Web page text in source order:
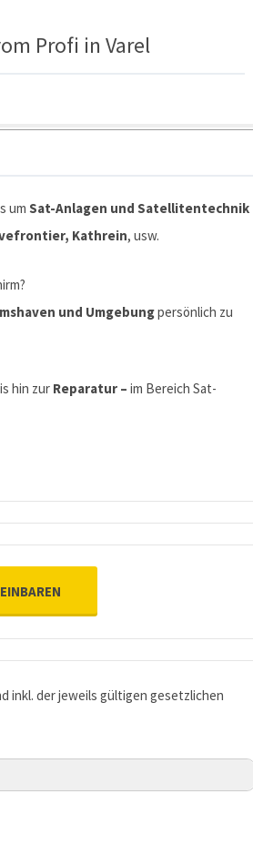
Profi in Varel
um Sat-Anlagen und Satellitentechnik
Kathrein, usw.
und Umgebungpersönlich zu
hin zur Reparatur – im Bereich Sat-
inkl. der jeweils gültigen gesetzlichen